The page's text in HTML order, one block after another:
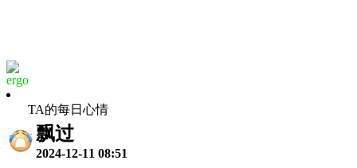
ergo
TA的每日心情
飘过
2024-12-11 08:51